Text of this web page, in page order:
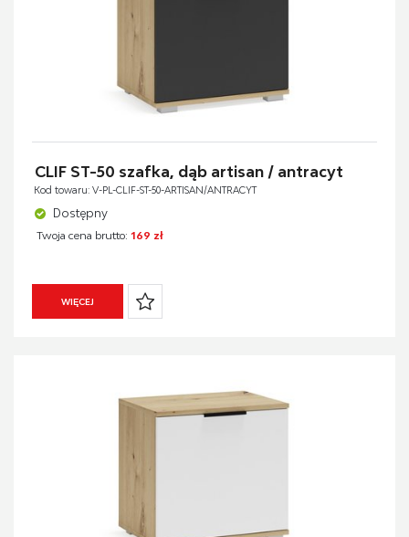
CLIF ST-50 szafka, dąb artisan / antracyt
Kod towaru: V-PL-CLIF-ST-50-ARTISAN/ANTRACYT
Dostępny
Twoja cena brutto: 169 zł
WIĘCEJ